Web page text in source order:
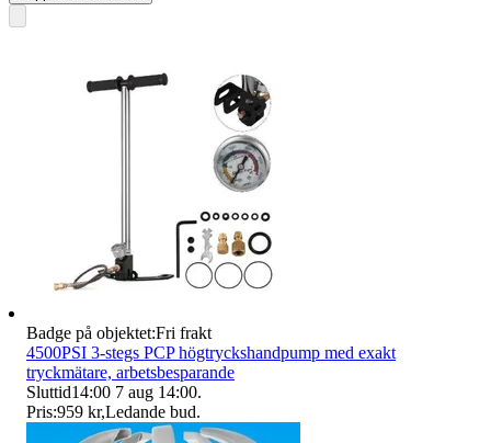
Badge på objektet:Fri frakt
4500PSI 3-stegs PCP högtryckshandpump med exakt
tryckmätare, arbetsbesparande
Sluttid14:00 7 aug 14:00.
Pris:959 kr,Ledande bud.